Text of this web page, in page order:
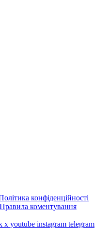
конфіденційності
Правила коментування
x youtube instagram telegram